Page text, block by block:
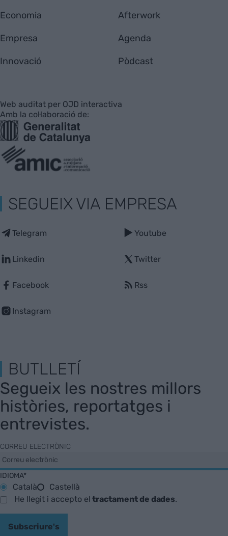
Economia
Empresa
Innovació
Afterwork
Agenda
Pòdcast
Web auditat per OJD interactiva
Amb la col·laboració de:
SEGUEIX VIA EMPRESA
Telegram
Linkedin
Facebook
Instagram
Youtube
Twitter
Rss
BUTLLETÍ
Segueix les nostres millors
històries, reportatges i
entrevistes.
CORREU ELECTRÒNIC
IDIOMA*
Català
Castellà
He llegit i accepto eltractament de dades.
Subscriure's